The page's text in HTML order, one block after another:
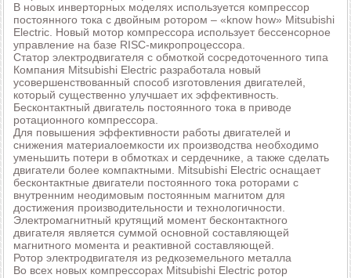
В новых инверторных моделях используется компрессор
постоянного тока с двойным ротором – «know how» Mitsubishi
Electric. Новый мотор компрессора использует бессенсорное
управление на базе RISC-микропроцессора.
Статор электродвигателя с обмоткой сосредоточенного типа
Компания Mitsubishi Electric разработала новый
усовершенствованный способ изготовления двигателей,
который существенно улучшает их эффективность.
Бесконтактный двигатель постоянного тока в приводе
ротационного компрессора.
Для повышения эффективности работы двигателей и
снижения материалоемкости их производства необходимо
уменьшить потери в обмотках и сердечнике, а также сделать
двигатели более компактными. Mitsubishi Electric оснащает
бесконтактные двигатели постоянного тока роторами с
внутренним неодимовым постоянным магнитом для
достижения производительности и технологичности.
Электромагнитный крутящий момент бесконтактного
двигателя является суммой основной составляющей
магнитного момента и реактивной составляющей.
Ротор электродвигателя из редкоземельного металла
Во всех новых компрессорах Mitsubishi Electric ротор